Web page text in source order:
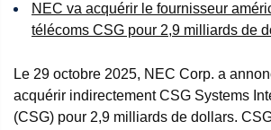
NEC va acquérir le fournisseur
télécoms CSG pour 2,9 milliards de
Le 29 octobre 2025, NEC Corp. a
acquérir indirectement CSG Systems
(CSG) pour 2,9 milliards de dollars.